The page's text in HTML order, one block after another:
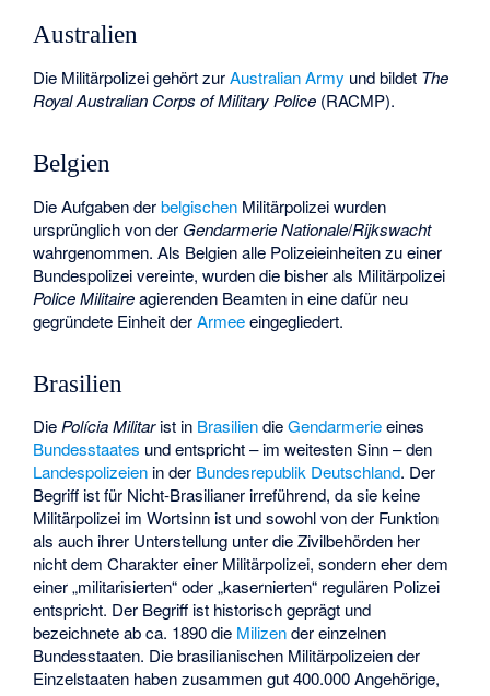
Australien
Die Militärpolizei gehört zurAustralian Army und bildet The
Royal Australian Corps of Military Police (RACMP).
Belgien
Die Aufgaben derbelgischen Militärpolizei wurden
ursprünglich von der Gendarmerie Nationale/Rijkswacht
wahrgenommen. Als Belgien alle Polizeieinheiten zu einer
Bundespolizei vereinte, wurden die bisher als Militärpolizei
Police Militaireagierenden Beamten in eine dafür neu
gegründete Einheit derArmeeeingegliedert.
Brasilien
DiePolícia Militarist in BrasiliendieGendarmerieeines
Bundesstaates und entspricht – im weitesten Sinn – den
Landespolizeien in der Bundesrepublik Deutschland. Der
Begriff ist für Nicht-Brasilianer irreführend, da sie keine
Militärpolizei im Wortsinn ist und sowohl von der Funktion
als auch ihrer Unterstellung unter die Zivilbehörden her
nicht dem Charakter einer Militärpolizei, sondern eher dem
einer „militarisierten“ oder „kasernierten“ regulären Polizei
entspricht. Der Begriff ist historisch geprägt und
bezeichnete ab ca. 1890 die Milizender einzelnen
Bundesstaaten. Die brasilianischen Militärpolizeien der
Einzelstaaten haben zusammen gut 400.000 Angehörige,